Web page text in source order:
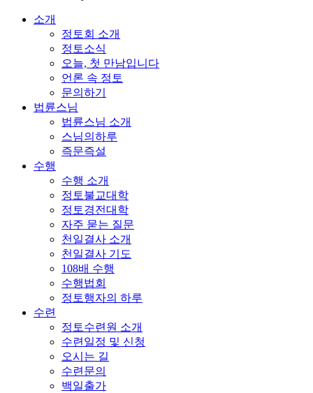
소개
정토회 소개
정토소식
오늘, 첫 만남입니다
언론 속 정토
문의하기
법륜스님
법륜스님 소개
스님의하루
즉문즉설
수행
수행 소개
정토불교대학
정토경전대학
자주 묻는 질문
천일결사 소개
천일결사 기도
108배 수행
수행법회
정토행자의 하루
수련
정토수련원 소개
수련일정 및 신청
오시는 길
수련문의
백일출가